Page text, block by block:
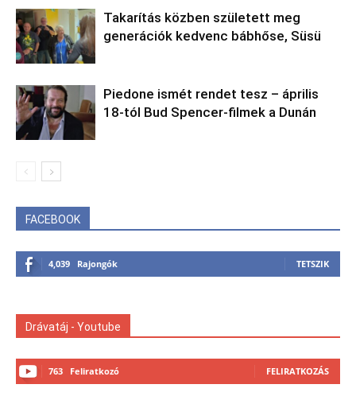
Takarítás közben született meg
generációk kedvenc bábhőse, Süsü
Piedone ismét rendet tesz – április
18-tól Bud Spencer-filmek a Dunán
FACEBOOK
4,039 Rajongók TETSZIK
Drávatáj - Youtube
763 Feliratkozó FELIRATKOZÁS